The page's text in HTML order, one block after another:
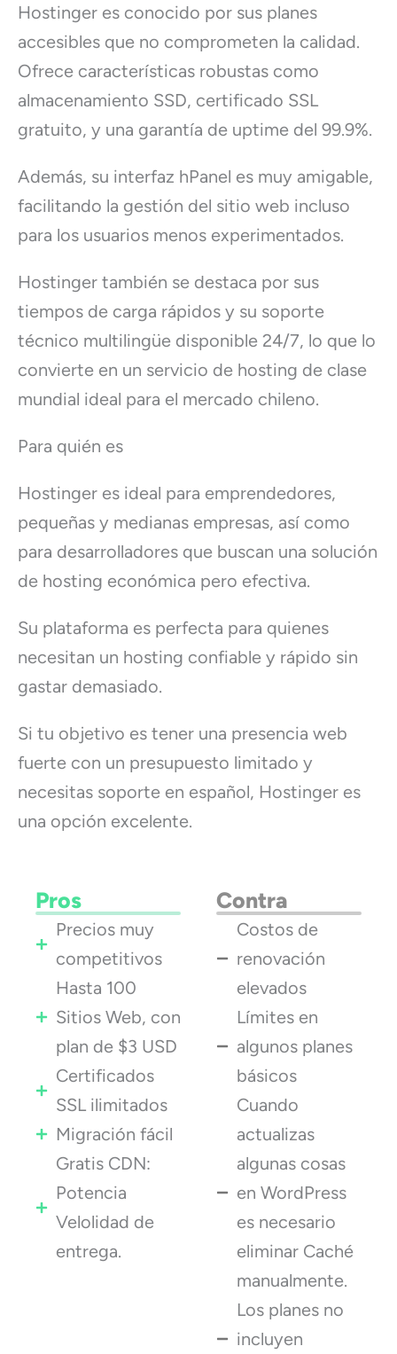
Hostinger es conocido por sus planes
accesibles que no comprometen la calidad.
Ofrece características robustas como
almacenamiento SSD, certificado SSL
gratuito, y una garantía de uptime del 99.9%.
Además, su interfaz hPanel es muy amigable,
facilitando la gestión del sitio web incluso
para los usuarios menos experimentados.
Hostinger también se destaca por sus
tiempos de carga rápidos y su soporte
técnico multilingüe disponible 24/7, lo que lo
convierte en un servicio de hosting de clase
mundial ideal para el mercado chileno.
Para quién es
Hostinger es ideal para emprendedores,
pequeñas y medianas empresas, así como
para desarrolladores que buscan una solución
de hosting económica pero efectiva.
Su plataforma es perfecta para quienes
necesitan un hosting confiable y rápido sin
gastar demasiado.
Si tu objetivo es tener una presencia web
fuerte con un presupuesto limitado y
necesitas soporte en español, Hostinger es
una opción excelente.
Pros
Precios muy
competitivos
Hasta 100
Sitios Web, con
plan de $3 USD
Certificados
SSL ilimitados
Migración fácil
Gratis CDN:
Potencia
Velolidad de
entrega.
Contra
Costos de
renovación
elevados
Límites en
algunos planes
básicos
Cuando
actualizas
algunas cosas
en WordPress
es necesario
eliminar Caché
manualmente.
Los planes no
incluyen